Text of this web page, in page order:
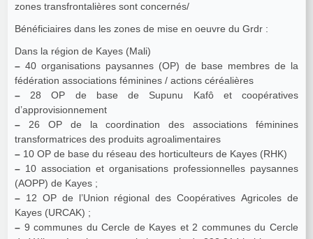
zones transfrontalières sont concernés/
Bénéficiaires dans les zones de mise en oeuvre du Grdr :
Dans la région de Kayes (Mali)
– 40 organisations paysannes (OP) de base membres de la
fédération associations féminines / actions céréalières
– 28 OP de base de Supunu Kafô et coopératives
d’approvisionnement
– 26 OP de la coordination des associations féminines
transformatrices des produits agroalimentaires
– 10 OP de base du réseau des horticulteurs de Kayes (RHK)
– 10 association et organisations professionnelles paysannes
(AOPP) de Kayes ;
– 12 OP de l’Union régional des Coopératives Agricoles de
Kayes (URCAK) ;
– 9 communes du Cercle de Kayes et 2 communes du Cercle